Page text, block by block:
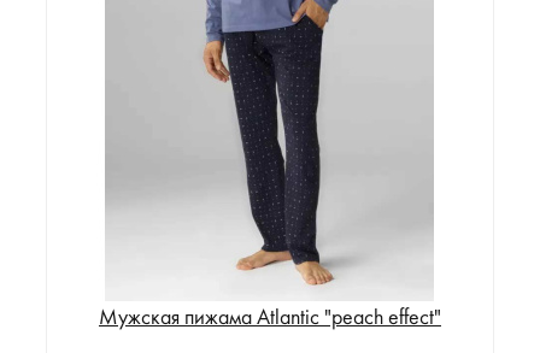
Мужская пижама Atlantic "peach effect"